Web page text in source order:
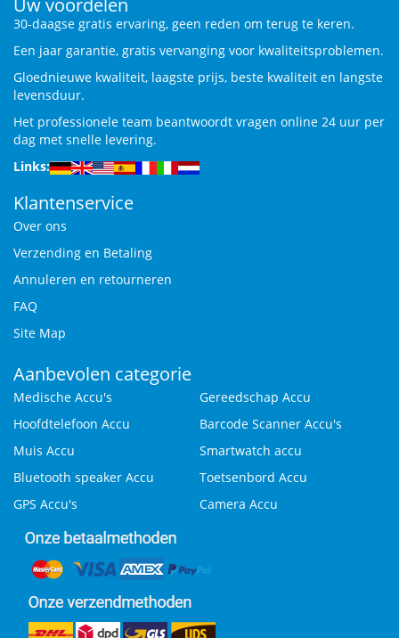
Uw voordelen
30-daagse gratis ervaring, geen reden om terug te keren.
Een jaar garantie, gratis vervanging voor kwaliteitsproblemen.
Gloednieuwe kwaliteit, laagste prijs, beste kwaliteit en langste
levensduur.
Het professionele team beantwoordt vragen online 24 uur per
dag met snelle levering.
Links:
Klantenservice
Over ons
Verzending en Betaling
Annuleren en retourneren
FAQ
Site Map
Aanbevolen categorie
Medische Accu's
Gereedschap Accu
Hoofdtelefoon Accu
Barcode Scanner Accu's
Muis Accu
Smartwatch accu
Bluetooth speaker Accu
Toetsenbord Accu
GPS Accu's
Camera Accu